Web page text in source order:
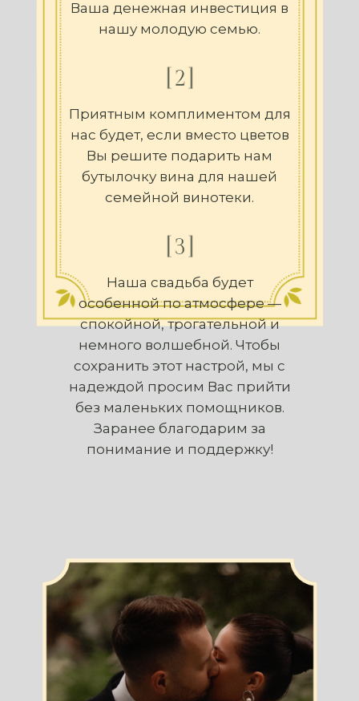
Ваша денежная инвестиция в
нашу молодую семью.
Приятным комплиментом для
нас будет, если вместо цветов
Вы решите подарить нам
бутылочку вина для нашей
семейной винотеки.
Наша свадьба будет
особенной по атмосфере —
спокойной, трогательной и
немного волшебной. Чтобы
сохранить этот настрой, мы с
надеждой просим Вас прийти
без маленьких помощников.
Заранее благодарим за
понимание и поддержку!